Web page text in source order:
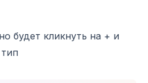
будет кликнуть на + и